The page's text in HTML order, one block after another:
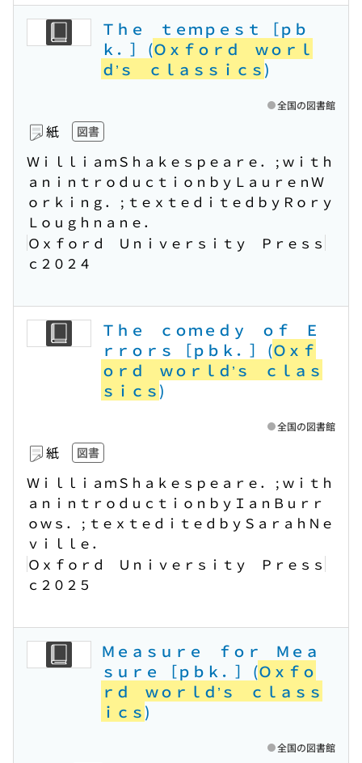
Ｔｈｅ ｔｅｍｐｅｓｔ ［ｐｂ
ｋ．］ (Ｏｘｆｏｒｄ ｗｏｒｌ
ｄ’ｓ ｃｌａｓｓｉｃｓ)
紙 図書
ＷｉｌｌｉａｍＳｈａｋｅｓｐｅａｒｅ． ; ｗｉｔｈ
ａｎｉｎｔｒｏｄｕｃｔｉｏｎｂｙＬａｕｒｅｎＷ
ｏｒｋｉｎｇ． ; ｔｅｘｔｅｄｉｔｅｄｂｙＲｏｒｙ
Ｌｏｕｇｈｎａｎｅ．
Ｏｘｆｏｒｄ Ｕｎｉｖｅｒｓｉｔｙ Ｐｒｅｓｓ
ｃ２０２４
全国の図書館
Ｔｈｅ ｃｏｍｅｄｙ ｏｆ Ｅ
ｒｒｏｒｓ ［ｐｂｋ．］ (Ｏｘｆ
ｏｒｄ ｗｏｒｌｄ’ｓ ｃｌａｓ
ｓｉｃｓ)
紙 図書
ＷｉｌｌｉａｍＳｈａｋｅｓｐｅａｒｅ． ; ｗｉｔｈ
ａｎｉｎｔｒｏｄｕｃｔｉｏｎｂｙＩａｎＢｕｒｒ
ｏｗｓ． ; ｔｅｘｔｅｄｉｔｅｄｂｙＳａｒａｈＮｅ
ｖｉｌｌｅ．
Ｏｘｆｏｒｄ Ｕｎｉｖｅｒｓｉｔｙ Ｐｒｅｓｓ
ｃ２０２５
全国の図書館
Ｍｅａｓｕｒｅ ｆｏｒ Ｍｅａ
ｓｕｒｅ ［ｐｂｋ．］ (Ｏｘｆｏ
ｒｄ ｗｏｒｌｄ’ｓ ｃｌａｓｓ
ｉｃｓ)
全国の図書館